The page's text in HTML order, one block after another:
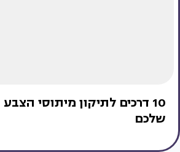
10 דרכים לתיקון מיתוסי
שלכם